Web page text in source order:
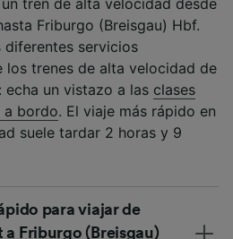
tren de alta velocidad desde
Friburgo (Breisgau) Hbf.
diferentes servicios
los trenes de alta velocidad de
echa un vistazo a las clases
a bordo. El viaje más rápido en
suele tardar 2 horas y 9
para viajar de
Friburgo (Breisgau)